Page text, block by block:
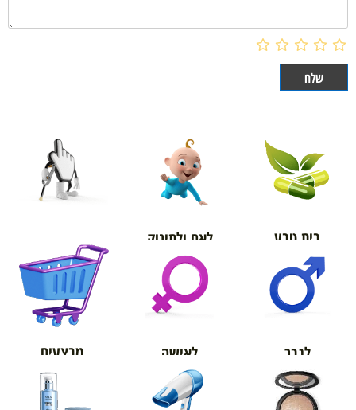
בית טבע לאם ולתינוק
אורטופדיה
לגבר לאישה מבצעים